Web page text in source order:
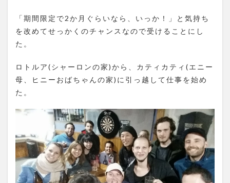
「期間限定で2か月ぐらいなら、いっか！」と気持ち
を改めてせっかくのチャンスなので受けることにし
た。
ロトルア(シャーロンの家)から、カティカティ(エニー
母、ヒニーおばちゃんの家)に引っ越して仕事を始め
た。